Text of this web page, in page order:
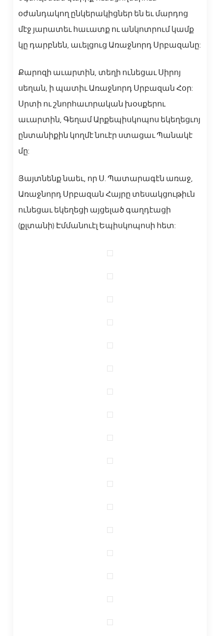
օժանդակող ընկերակիցներ են եւ մարդոց
մէջ յարատեւ հաւատք ու անկոտրում կամք
կը դարբնեն, աւելցուց Առաջնորդ Սրբազանը:
Քարոզի աւարտին, տեղի ունեցաւ Սիրոյ
սեղան, ի պատիւ Առաջնորդ Սրբազան Հօր:
Սրտի ու շնորհաւորական խօսքերու
աւարտին, Գեղամ Արքեպիսկոպոս եկեղեցւոյ
ընտանիքին կողմէ նուէր ստացաւ Պանակէ
մը:
Յայտնենք նաեւ, որ Ս. Պատարագէն առաջ,
Առաջնորդ Սրբազան Հայրը տեսակցութիւն
ունեցաւ եկեղեցի այցելած գաղդէացի
(քլտանի) Էմմանուէլ Եպիսկոպոսի հետ: